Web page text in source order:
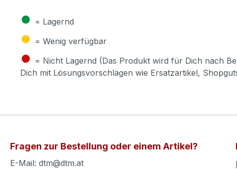
● = Lagernd
● = Wenig verfügbar
● = Nicht Lagernd (Das Produkt wird für Dich nach
Dich mit Lösungsvorschlägen wie Ersatzartikel,
Fragen zur Bestellung oder einem Artikel?
E-Mail: dtm@dtm.at